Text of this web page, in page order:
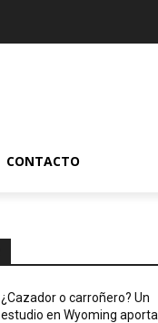
CONTACTO
¿Cazador o carroñero? Un
estudio en Wyoming aporta